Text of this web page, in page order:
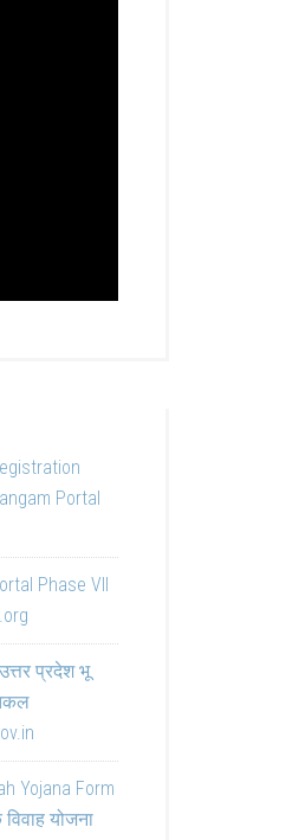
Portal
Phase VII
प्रदेश भू
Yojana Form
योजना